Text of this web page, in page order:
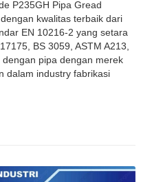
P235GH Pipa Gread
kwalitas terbaik dari
EN 10216-2 yang setara
BS 3059, ASTM A213,
dengan pipa dengan merek
dalam industry fabrikasi